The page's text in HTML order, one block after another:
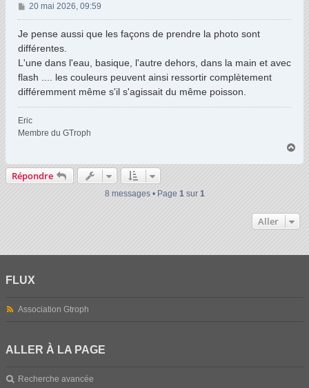
M
e
s
s
g
e
20 mai 2026, 09:59
Je pense aussi que les façons de prendre la photo sont
différentes.
L'une dans l'eau, basique, l'autre dehors, dans la main et avec
flash .... les couleurs peuvent ainsi ressortir complètement
différemment même s'il s'agissait du même poisson.
Eric
Membre du GTroph
Répondre
8 messages • Page 1sur 1
Aller
FLUX
Association Gtroph
ALLER À LA PAGE
Recherche avancée